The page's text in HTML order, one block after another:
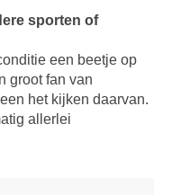
sporten of
een beetje op
groot fan van
het kijken daarvan.
allerlei